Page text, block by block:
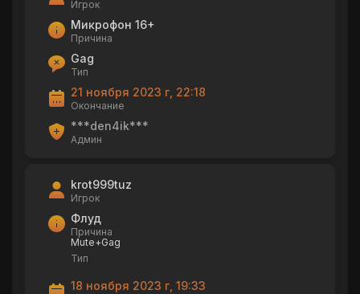
Игрок
Микрофон 16+
Причина
Gag
Тип
21 ноября 2023 г, 22:18
Окончание
***den4ik***
Админ
krot999tuz
Игрок
Флуд
Причина
Mute+Gag
Тип
18 ноября 2023 г, 19:33